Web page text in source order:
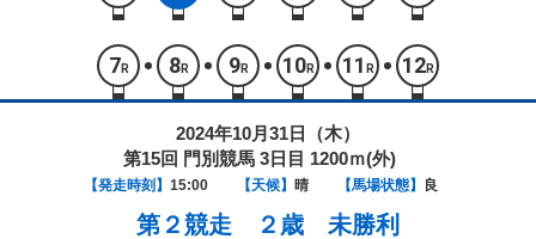
7 R 8R 9R 10R 11 R 12R
2024年10月31日（木）
第15回 門別競馬 3日目 1200ｍ(外)
【発走時刻】 15:00 【天候】 晴 【馬場状態】 良
第２競走 ２歳 未勝利